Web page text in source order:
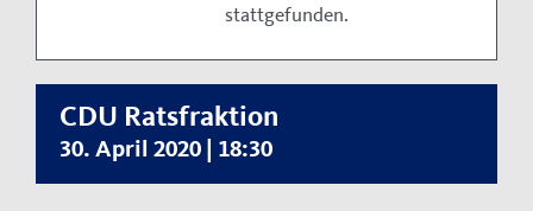
Der Bormann-Bulli
Impressum
stattgefunden.
CDU Ratsfraktion
30. April 2020 | 18:30